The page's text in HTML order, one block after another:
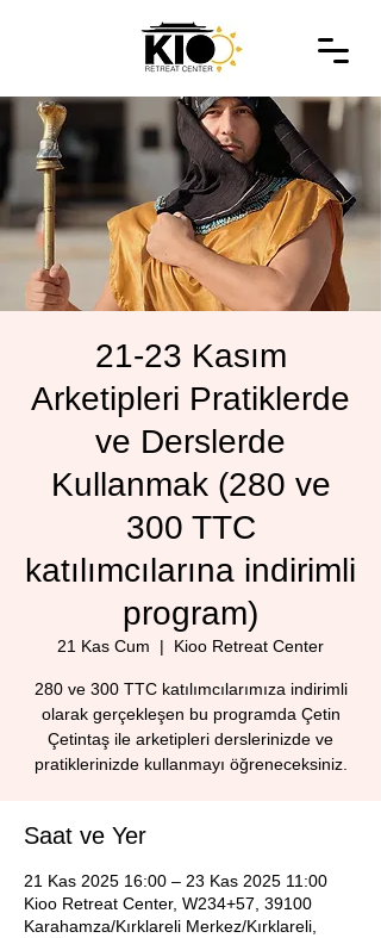
21-23 Kasım
Arketipleri Pratiklerde
ve Derslerde
Kullanmak (280 ve
300 TTC
katılımcılarına indirimli
program)
21 Kas Cum
  |
Kioo Retreat Center
280 ve 300 TTC katılımcılarımıza indirimli
olarak gerçekleşen bu programda Çetin
Çetintaş ile arketipleri derslerinizde ve
pratiklerinizde kullanmayı öğreneceksiniz.
Saat ve Yer
21 Kas 2025 16:00 – 23 Kas 2025 11:00
Kioo Retreat Center, W234+57, 39100
Karahamza/Kırklareli Merkez/Kırklareli,